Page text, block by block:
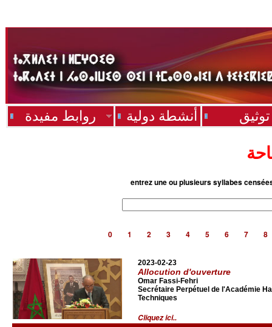
روابط مفيدة أنشطة دولية توثيق
entrez une ou plusieurs syllabes
0 1 2 3 4 5 6 7 8
2023-02-23
Allocution d'ouverture
Omar Fassi-Fehri
Secrétaire Perpétuel de l'Académie
Techniques
Cliquez ici..